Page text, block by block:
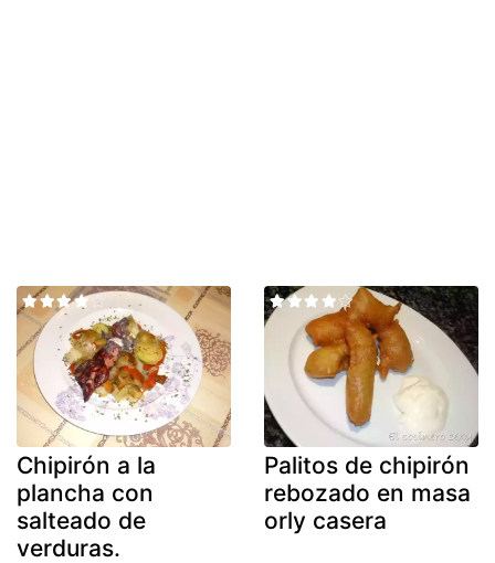
Chipirón a la
plancha con
salteado de
verduras.
Palitos de chipirón
rebozado en masa
orly casera